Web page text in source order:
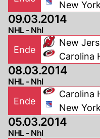
New
09.03.2014
NHL - Nhl
Ende
New
Carolina
08.03.2014
NHL - Nhl
Ende
Carolina
New
05.03.2014
NHL - Nhl